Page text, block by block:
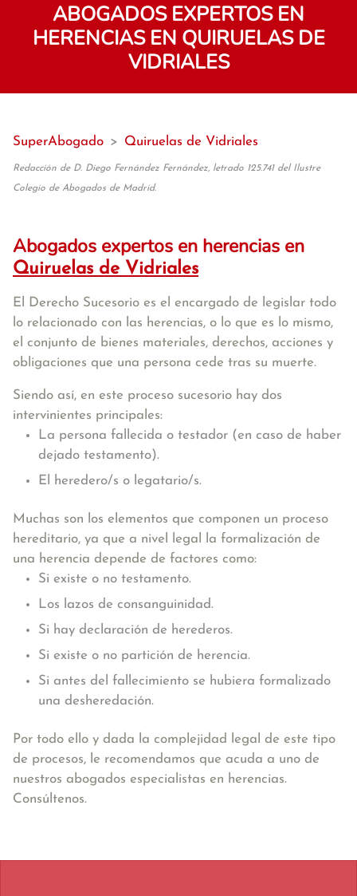
ABOGADOS EXPERTOS EN
HERENCIAS EN QUIRUELAS DE
VIDRIALES
SuperAbogado > Quiruelas de Vidriales
Redacción de D. Diego Fernández Fernández, letrado 125.741 del Ilustre
Colegio de Abogados de Madrid.
Abogados expertos en herencias en
Quiruelas de Vidriales
El Derecho Sucesorio es el encargado de legislar todo
lo relacionado con las herencias, o lo que es lo mismo,
el conjunto de bienes materiales, derechos, acciones y
obligaciones que una persona cede tras su muerte.
Siendo así, en este proceso sucesorio hay dos
intervinientes principales:
La persona fallecida o testador (en caso de haber
dejado testamento).
El heredero/s o legatario/s.
Muchas son los elementos que componen un proceso
hereditario, ya que a nivel legal la formalización de
una herencia depende de factores como:
Si existe o no testamento.
Los lazos de consanguinidad.
Si hay declaración de herederos.
Si existe o no partición de herencia.
Si antes del fallecimiento se hubiera formalizado
una desheredación.
Por todo ello y dada la complejidad legal de este tipo
de procesos, le recomendamos que acuda a uno de
nuestros abogados especialistas en herencias.
Consúltenos.